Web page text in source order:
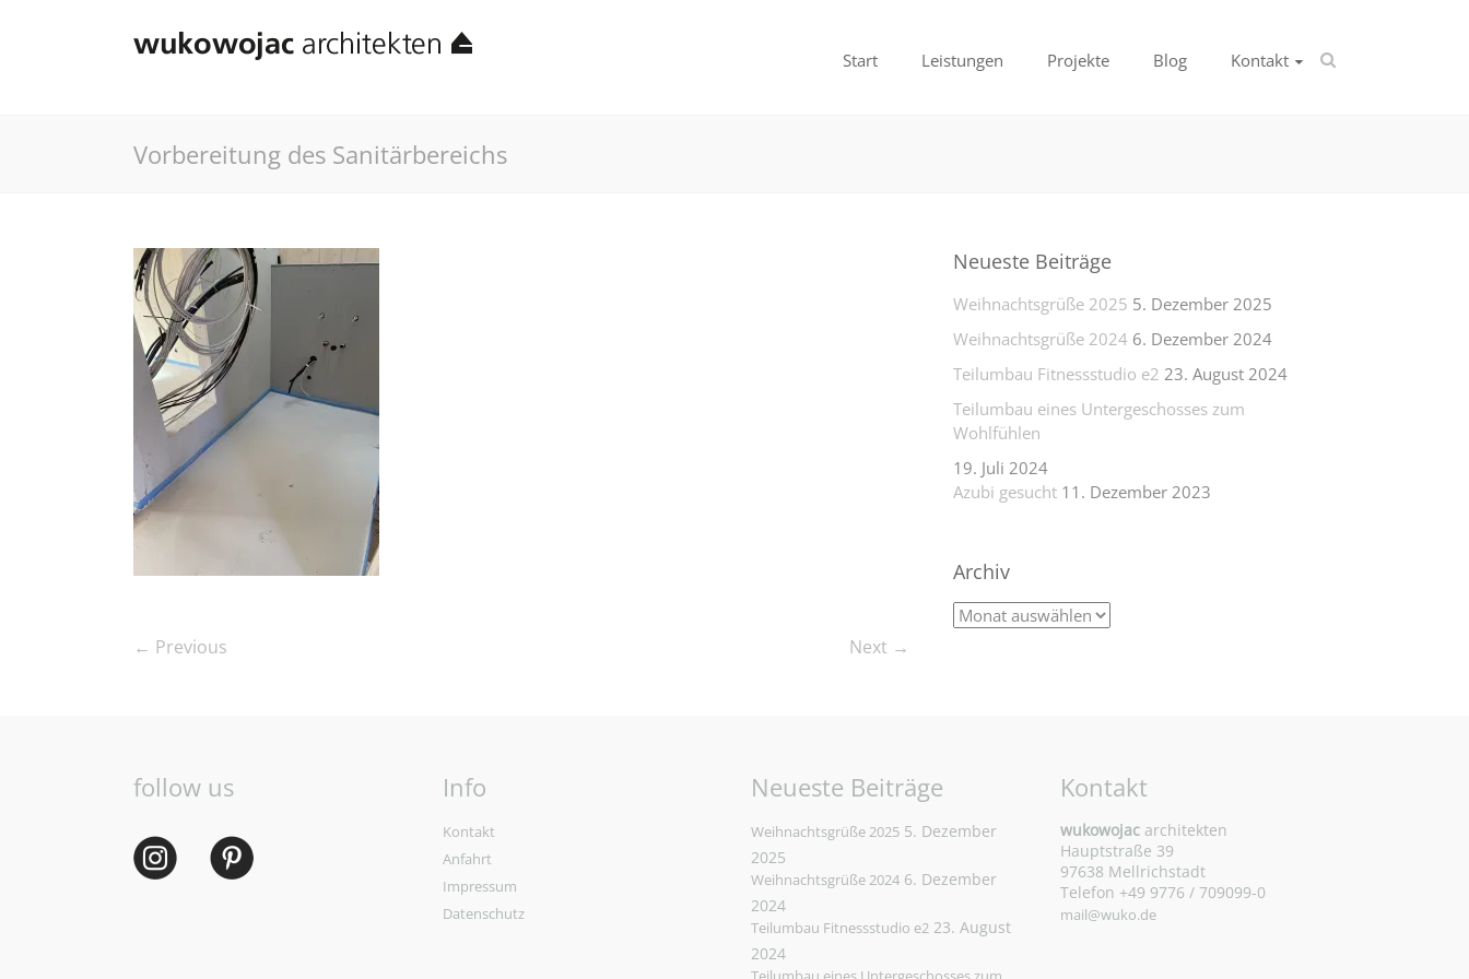
Start Leistungen Projekte Blog Kontakt
Vorbereitung des Sanitärbereichs
← Previous Next →
Neueste Beiträge
Weihnachtsgrüße 2025 5. Dezember 2025
Weihnachtsgrüße 2024 6. Dezember 2024
Teilumbau Fitnessstudio e2 23. August 2024
Teilumbau eines Untergeschosses zum
Wohlfühlen
19. Juli 2024
Azubi gesucht 11. Dezember 2023
Archiv
follow us Info
Kontakt
Anfahrt
Impressum
Datenschutz
Neueste Beiträge
Weihnachtsgrüße 2025 5. Dezember
2025
Weihnachtsgrüße 2024 6. Dezember
2024
Teilumbau Fitnessstudio e2 23. August
2024
Kontakt
wukowojacarchitekten
Hauptstraße 39
97638 Mellrichstadt
Telefon +49 9776 / 709099-0
mail@wuko.de